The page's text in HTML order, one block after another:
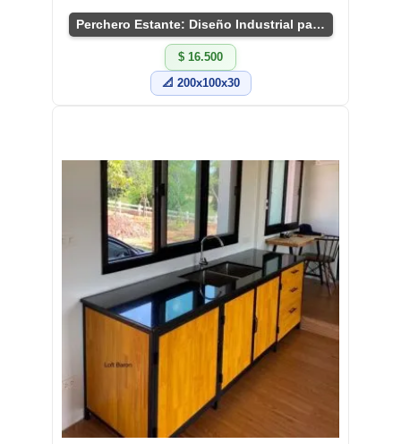
Perchero Estante: Diseño Industrial para Tu Hogar
$ 16.500
📐 200x100x30